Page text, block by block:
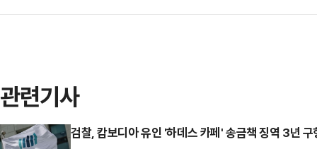
관련기사
검찰, 캄보디아 유인 '하데스 카페' 송금책 징역 3년 구